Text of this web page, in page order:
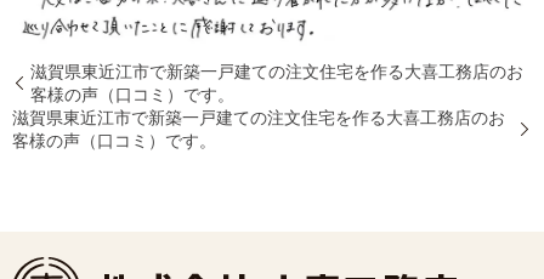
滋賀県東近江市で新築一戸建ての注文住宅を作る大喜工務店のお
客様の声（口コミ）です。
滋賀県東近江市で新築一戸建ての注文住宅を作る大喜工務店のお
客様の声（口コミ）です。